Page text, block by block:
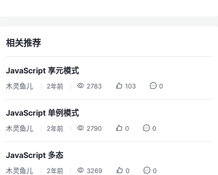
相关推荐
JavaScript 享元模式
木灵鱼儿 2年前 2783 103 0
JavaScript 单例模式
木灵鱼儿 2年前 2790 0 0
JavaScript 多态
木灵鱼儿 2年前 3269 0 0